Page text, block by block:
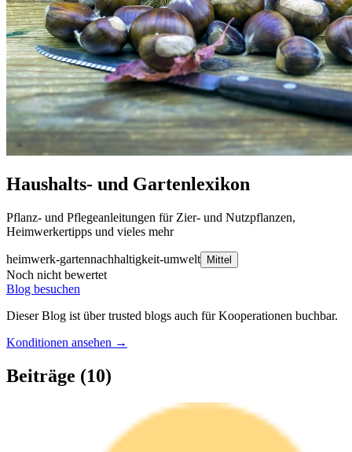
Haushalts- und Gartenlexikon
Pflanz- und Pflegeanleitungen für Zier- und Nutzpflanzen,
Heimwerkertipps und vieles mehr
heimwerk-gartennachhaltigkeit-umwelt Mittel
Noch nicht bewertet
Blog besuchen
Dieser Blog ist über trusted blogs auch für Kooperationen buchbar.
Konditionen ansehen →
Beiträge (10)